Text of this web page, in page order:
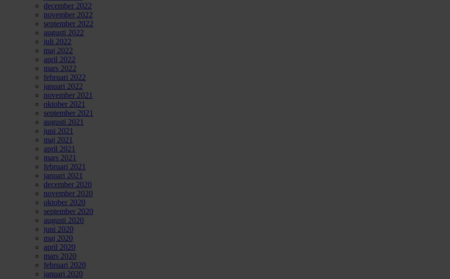
december 2022
november 2022
september 2022
augusti 2022
juli 2022
maj 2022
april 2022
mars 2022
februari 2022
januari 2022
november 2021
oktober 2021
september 2021
augusti 2021
juni 2021
maj 2021
april 2021
mars 2021
februari 2021
januari 2021
december 2020
november 2020
oktober 2020
september 2020
augusti 2020
juni 2020
maj 2020
april 2020
mars 2020
februari 2020
januari 2020